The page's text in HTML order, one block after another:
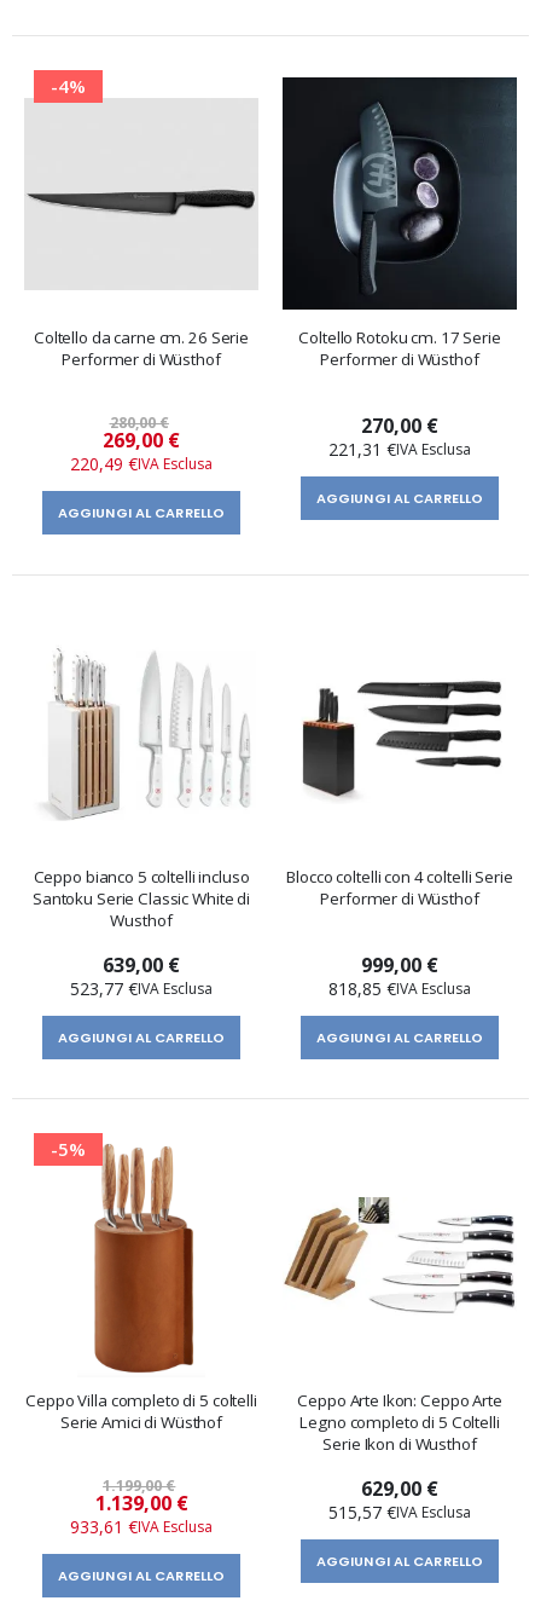
-4%
Coltello da carne cm. 26 Serie
Performer di Wüsthof
280,00 €
Prezzo
speciale
269,00 €
220,49 €
AGGIUNGI AL CARRELLO
Coltello Rotoku cm. 17 Serie
Performer di Wüsthof
270,00 €
221,31 €
AGGIUNGI AL CARRELLO
Ceppo bianco 5 coltelli incluso
Santoku Serie Classic White di
Wusthof
639,00 €
523,77 €
AGGIUNGI AL CARRELLO
Blocco coltelli con 4 coltelli Serie
Performer di Wüsthof
999,00 €
818,85 €
AGGIUNGI AL CARRELLO
-5%
Ceppo Villa completo di 5 coltelli
Serie Amici di Wüsthof
1.199,00 €
Prezzo
speciale
1.139,00 €
933,61 €
AGGIUNGI AL CARRELLO
Ceppo Arte Ikon: Ceppo Arte
Legno completo di 5 Coltelli
Serie Ikon di Wusthof
629,00 €
515,57 €
AGGIUNGI AL CARRELLO